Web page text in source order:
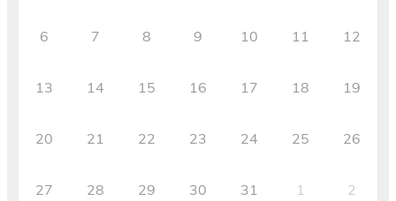
6 7 8 9 10 11 12
13 14 15 16 17 18 19
20 21 22 23 24 25 26
27 28 29 30 31 1 2